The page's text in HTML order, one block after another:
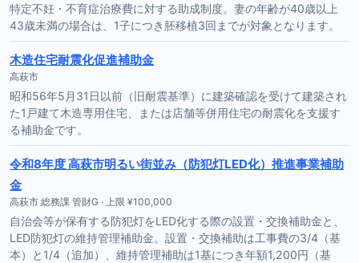
特定不妊・不育症治療費に対する助成制度。妻の年齢が40歳以上
43歳未満の場合は、1子につき胚移植3回までが対象となります。
木造住宅耐震化促進補助金
高萩市
昭和56年5月31日以前（旧耐震基準）に建築確認を受けて建築され
た1戸建て木造専用住宅、または店舗等併用住宅の耐震化を支援す
る補助金です。
令和8年度 高萩市明るい街並み（防犯灯LED化）推進事業補助
金
高萩市 総務課 管財G · 上限 ¥100,000
自治会等が保有する防犯灯をLED化する際の設置・交換補助金と、
LED防犯灯の維持管理補助金。設置・交換補助は工事費の3/4（基
本）と1/4（追加）、維持管理補助は1基につき年額1,200円（基